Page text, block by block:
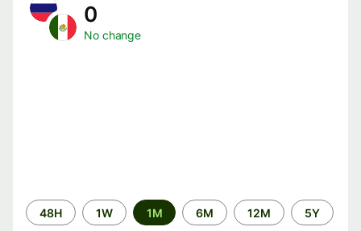
0
No change
Time
period
48H 1W 1M 6M 12M 5Y